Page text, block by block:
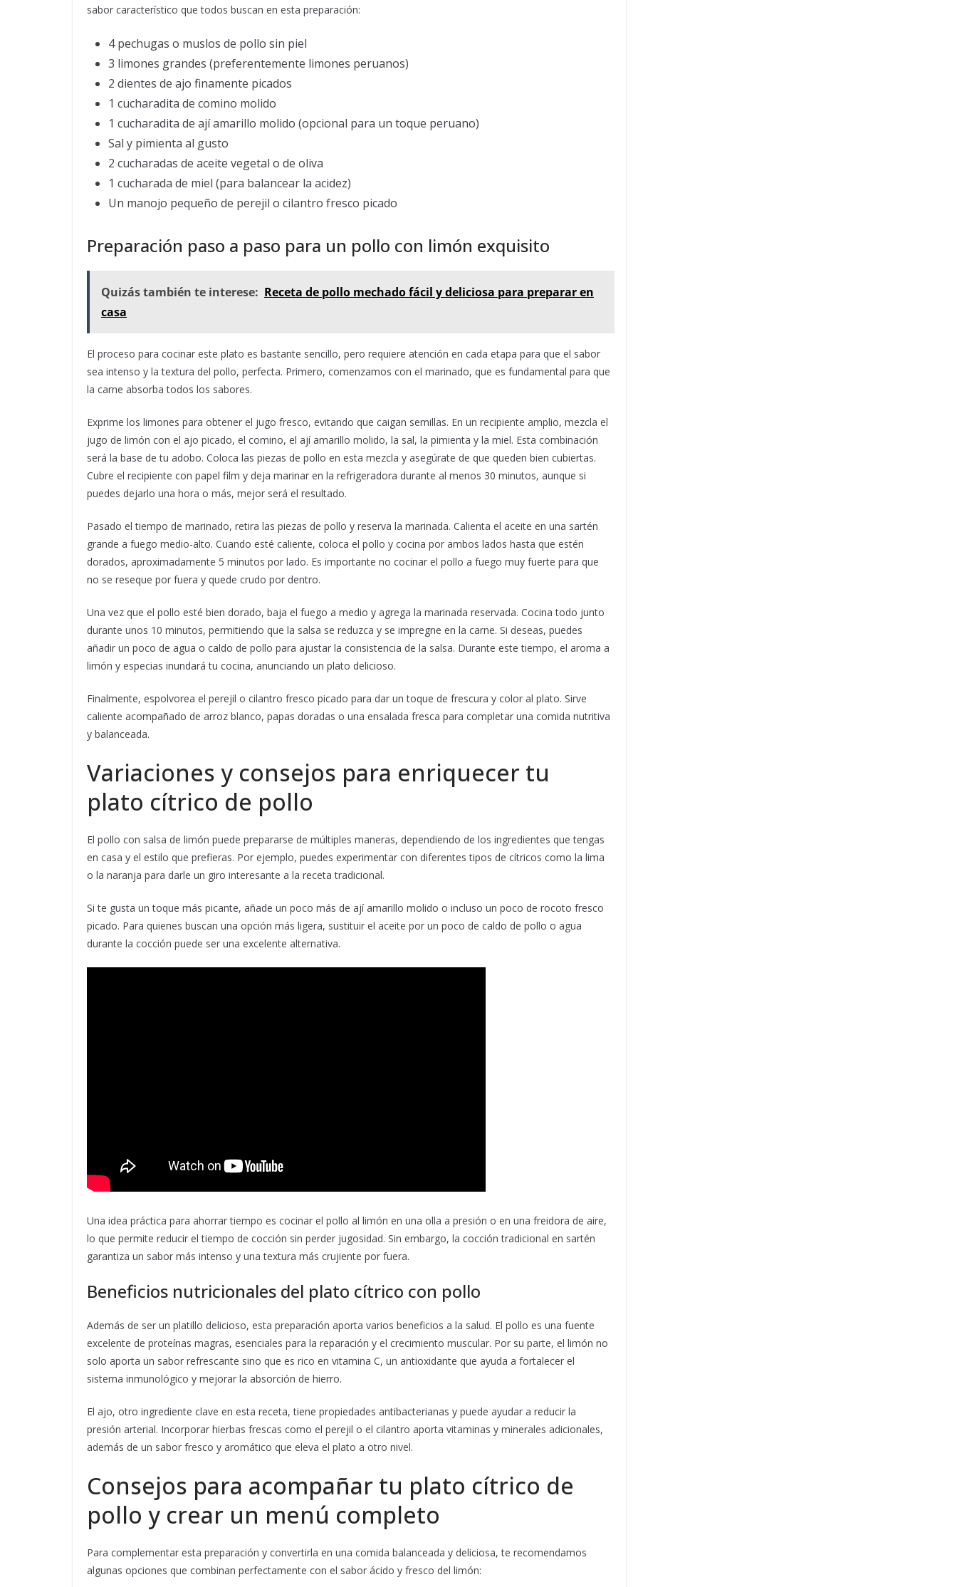
sabor característico que todos buscan en esta preparación:
4 pechugas o muslos de pollo sin piel
3 limones grandes (preferentemente limones peruanos)
2 dientes de ajo finamente picados
1 cucharadita de comino molido
1 cucharadita de ají amarillo molido (opcional para un toque peruano)
Sal y pimienta al gusto
2 cucharadas de aceite vegetal o de oliva
1 cucharada de miel (para balancear la acidez)
Un manojo pequeño de perejil o cilantro fresco picado
Preparación paso a paso para un pollo con limón exquisito
Quizás también te interese: Receta de pollo mechado fácil y deliciosa para preparar en
casa
El proceso para cocinar este plato es bastante sencillo, pero requiere atención en cada etapa para que el sabor
sea intenso y la textura del pollo, perfecta. Primero, comenzamos con el marinado, que es fundamental para que
la carne absorba todos los sabores.
Exprime los limones para obtener el jugo fresco, evitando que caigan semillas. En un recipiente amplio, mezcla el
jugo de limón con el ajo picado, el comino, el ají amarillo molido, la sal, la pimienta y la miel. Esta combinación
será la base de tu adobo. Coloca las piezas de pollo en esta mezcla y asegúrate de que queden bien cubiertas.
Cubre el recipiente con papel film y deja marinar en la refrigeradora durante al menos 30 minutos, aunque si
puedes dejarlo una hora o más, mejor será el resultado.
Pasado el tiempo de marinado, retira las piezas de pollo y reserva la marinada. Calienta el aceite en una sartén
grande a fuego medio-alto. Cuando esté caliente, coloca el pollo y cocina por ambos lados hasta que estén
dorados, aproximadamente 5 minutos por lado. Es importante no cocinar el pollo a fuego muy fuerte para que
no se reseque por fuera y quede crudo por dentro.
Una vez que el pollo esté bien dorado, baja el fuego a medio y agrega la marinada reservada. Cocina todo junto
durante unos 10 minutos, permitiendo que la salsa se reduzca y se impregne en la carne. Si deseas, puedes
añadir un poco de agua o caldo de pollo para ajustar la consistencia de la salsa. Durante este tiempo, el aroma a
limón y especias inundará tu cocina, anunciando un plato delicioso.
Finalmente, espolvorea el perejil o cilantro fresco picado para dar un toque de frescura y color al plato. Sirve
caliente acompañado de arroz blanco, papas doradas o una ensalada fresca para completar una comida nutritiva
y balanceada.
Variaciones y consejos para enriquecer tu
plato cítrico de pollo
El pollo con salsa de limón puede prepararse de múltiples maneras, dependiendo de los ingredientes que tengas
en casa y el estilo que prefieras. Por ejemplo, puedes experimentar con diferentes tipos de cítricos como la lima
o la naranja para darle un giro interesante a la receta tradicional.
Si te gusta un toque más picante, añade un poco más de ají amarillo molido o incluso un poco de rocoto fresco
picado. Para quienes buscan una opción más ligera, sustituir el aceite por un poco de caldo de pollo o agua
durante la cocción puede ser una excelente alternativa.
Una idea práctica para ahorrar tiempo es cocinar el pollo al limón en una olla a presión o en una freidora de aire,
lo que permite reducir el tiempo de cocción sin perder jugosidad. Sin embargo, la cocción tradicional en sartén
garantiza un sabor más intenso y una textura más crujiente por fuera.
Beneficios nutricionales del plato cítrico con pollo
Además de ser un platillo delicioso, esta preparación aporta varios beneficios a la salud. El pollo es una fuente
excelente de proteínas magras, esenciales para la reparación y el crecimiento muscular. Por su parte, el limón no
solo aporta un sabor refrescante sino que es rico en vitamina C, un antioxidante que ayuda a fortalecer el
sistema inmunológico y mejorar la absorción de hierro.
El ajo, otro ingrediente clave en esta receta, tiene propiedades antibacterianas y puede ayudar a reducir la
presión arterial. Incorporar hierbas frescas como el perejil o el cilantro aporta vitaminas y minerales adicionales,
además de un sabor fresco y aromático que eleva el plato a otro nivel.
Consejos para acompañar tu plato cítrico de
pollo y crear un menú completo
Para complementar esta preparación y convertirla en una comida balanceada y deliciosa, te recomendamos
algunas opciones que combinan perfectamente con el sabor ácido y fresco del limón: